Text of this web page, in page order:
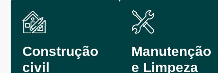
Construção
civil
Manutenção
e Limpeza